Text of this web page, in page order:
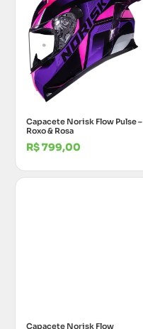
Capacete Norisk Flow Pulse –
Roxo & Rosa
R$799,00
Capacete Norisk Flow